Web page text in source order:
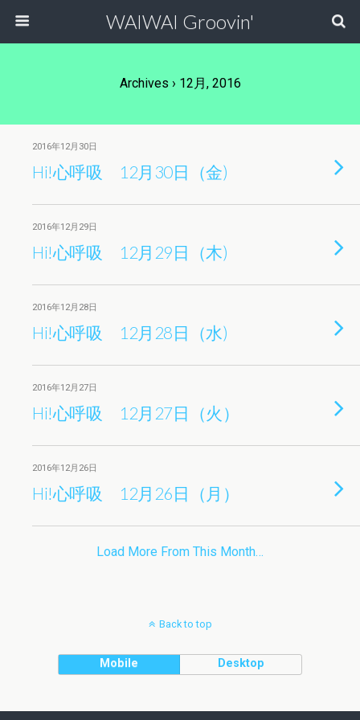
WAIWAI Groovin'
Archives › 12月, 2016
2016年12月30日
Hi!心呼吸 12月30日（金)
2016年12月29日
Hi!心呼吸 12月29日（木)
2016年12月28日
Hi!心呼吸 12月28日（水)
2016年12月27日
Hi!心呼吸 12月27日（火）
2016年12月26日
Hi!心呼吸 12月26日（月）
Load More From This Month…
Back to top
Mobile Desktop